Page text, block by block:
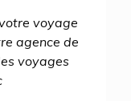
voyage
agence de
voyages